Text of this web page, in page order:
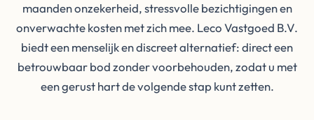
maanden onzekerheid, stressvolle bezichtigingen en
onverwachte kosten met zich mee. Leco Vastgoed B.V.
biedt een menselijk en discreet alternatief: direct een
betrouwbaar bod zonder voorbehouden, zodat u met
een gerust hart de volgende stap kunt zetten.